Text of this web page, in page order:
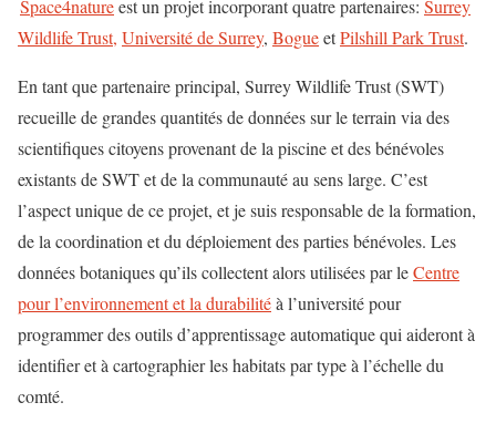
Space4natureest un projet incorporant quatre partenaires: Surrey
Wildlife Trust, Université de Surrey, BogueetPilshill Park Trust.
En tant que partenaire principal, Surrey Wildlife Trust (SWT)
recueille de grandes quantités de données sur le terrain via des
scientifiques citoyens provenant de la piscine et des bénévoles
existants de SWT et de la communauté au sens large. C’est
l’aspect unique de ce projet, et je suis responsable de la formation,
de la coordination et du déploiement des parties bénévoles. Les
données botaniques qu’ils collectent alors utilisées par leCentre
pour l’environnement et la durabilitéà l’université pour
programmer des outils d’apprentissage automatique qui aideront à
identifier et à cartographier les habitats par type à l’échelle du
comté.